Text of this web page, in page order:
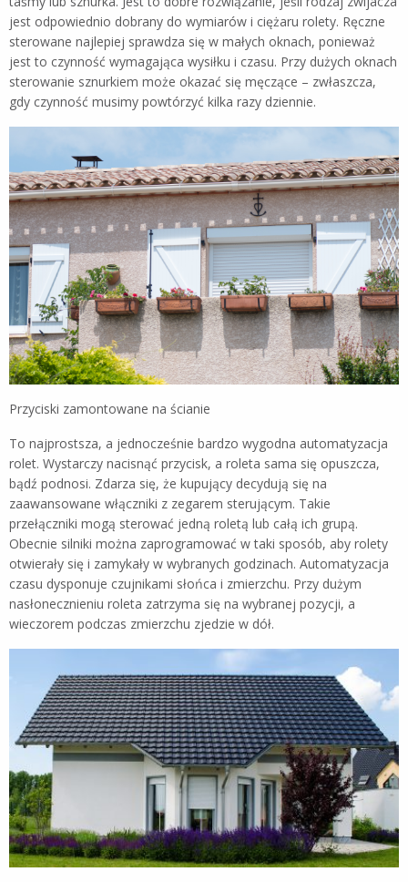
jest odpowiednio dobrany do wymiarów i ciężaru rolety. Ręczne
sterowane najlepiej sprawdza się w małych oknach, ponieważ
jest to czynność wymagająca wysiłku i czasu. Przy dużych oknach
sterowanie sznurkiem może okazać się męczące – zwłaszcza,
gdy czynność musimy powtórzyć kilka razy dziennie.
Przyciski zamontowane na ścianie
To najprostsza, a jednocześnie bardzo wygodna automatyzacja
rolet. Wystarczy nacisnąć przycisk, a roleta sama się opuszcza,
bądź podnosi. Zdarza się, że kupujący decydują się na
zaawansowane włączniki z zegarem sterującym. Takie
przełączniki mogą sterować jedną roletą lub całą ich grupą.
Obecnie silniki można zaprogramować w taki sposób, aby rolety
otwierały się i zamykały w wybranych godzinach. Automatyzacja
czasu dysponuje czujnikami słońca i zmierzchu. Przy dużym
nasłonecznieniu roleta zatrzyma się na wybranej pozycji, a
wieczorem podczas zmierzchu zjedzie w dół.